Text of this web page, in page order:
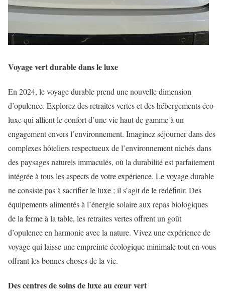
Voyage vert durable dans le luxe
En 2024, le voyage durable prend une nouvelle dimension
d’opulence. Explorez des retraites vertes et des hébergements éco-
luxe qui allient le confort d’une vie haut de gamme à un
engagement envers l’environnement. Imaginez séjourner dans des
complexes hôteliers respectueux de l’environnement nichés dans
des paysages naturels immaculés, où la durabilité est parfaitement
intégrée à tous les aspects de votre expérience. Le voyage durable
ne consiste pas à sacrifier le luxe ; il s’agit de le redéfinir. Des
équipements alimentés à l’énergie solaire aux repas biologiques
de la ferme à la table, les retraites vertes offrent un goût
d’opulence en harmonie avec la nature. Vivez une expérience de
voyage qui laisse une empreinte écologique minimale tout en vous
offrant les bonnes choses de la vie.
Des centres de soins de luxe au cœur vert